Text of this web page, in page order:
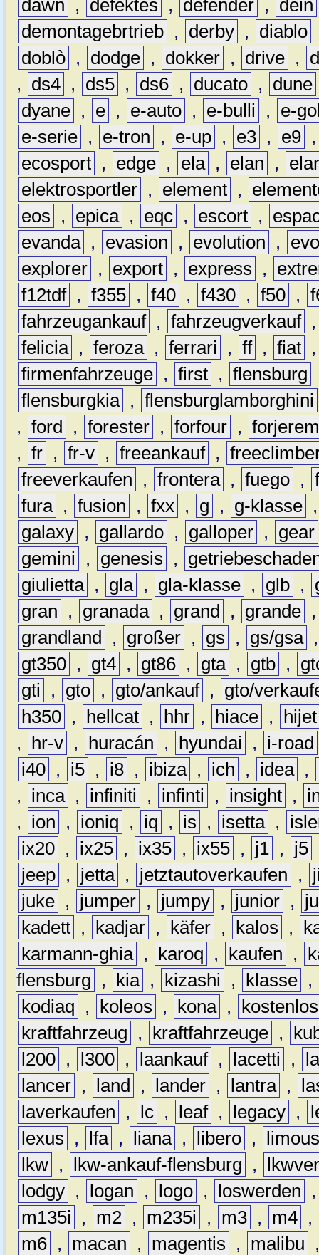
dawn , defektes , defender , dein
demontagebrtrieb , derby , diablo
doblò , dodge , dokker , drive ,
,
ds4 , ds5 , ds6 , ducato , dune
dyane , e , e-auto , e-bulli ,
e-
e-serie , e-tron , e-up , e3 , e9
ecosport , edge , ela , elan ,
elektrosportler , element ,
eos
, epica , eqc , escort ,
evanda , evasion , evolution ,
explorer , export , express ,
f12tdf , f355 , f40 , f430 , f50 ,
fahrzeugankauf , fahrzeugverkauf
felicia , feroza , ferrari , ff , fiat
firmenfahrzeuge , first , flensburg
flensburgkia , flensburglamborghini
, ford , forester , forfour ,
, fr , fr-v , freeankauf ,
freeverkaufen
, frontera , fuego ,
fura , fusion , fxx , g , g-klasse
galaxy , gallardo , galloper ,
gear
gemini
, genesis ,
giulietta , gla , gla-klasse , glb ,
gran
, granada , grand , grande
grandland
, großer , gs , gs/gsa
gt350 , gt4 , gt86 , gta , gtb ,
gti
, gto , gto/ankauf ,
gto/
h350 , hellcat , hhr , hiace ,
hijet
,
hr-v , huracán , hyundai ,
i-road
i40 , i5 , i8 , ibiza , ich , idea ,
,
inca , infiniti , infinti , insight ,
,
ion , ioniq , iq , is , isetta ,
ix20 , ix25 , ix35 , ix55 , j1 , j5
jeep , jetta , jetztautoverkaufen ,
juke , jumper , jumpy , junior ,
kadett , kadjar , käfer , kalos ,
karmann-ghia , karoq , kaufen ,
flensburg
, kia , kizashi , klasse ,
kodiaq
, koleos , kona ,
kostenlos
kraftfahrzeug
, kraftfahrzeuge ,
l200 , l300 , laankauf , lacetti ,
lancer , land , lander , lantra ,
laverkaufen
, lc , leaf , legacy ,
lexus
, lfa , liana , libero ,
lkw , lkw-ankauf-flensburg ,
lodgy , logan , logo , loswerden
m135i
, m2 , m235i , m3 , m4 ,
m6 , macan , magentis , malibu